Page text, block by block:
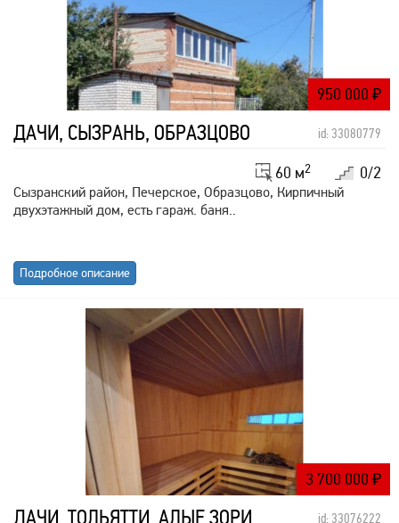
950 000 ₽
ДАЧИ, СЫЗРАНЬ, ОБРАЗЦОВО id: 33080779
0/2
60 м2
Сызранский район, Печерское, Образцово, Кирпичный
двухэтажный дом, есть гараж. баня..
Подробное описание
3 700 000 ₽
id: 33076222